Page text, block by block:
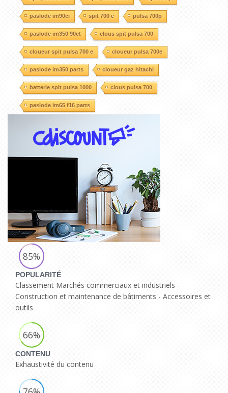
paslode im90ci spit 700 e pulsa 700p
paslode im350 90ct clous spit pulsa 700
cloueur spit pulsa 700 e cloueur pulsa 700e
paslode im350 parts cloueur gaz hitachi
batterie spit pulsa 1000 clous pulsa 700
paslode im65 f16 parts
85%
POPULARITÉ
Classement Marchés commerciaux et industriels -
Construction et maintenance de bâtiments - Accessoires et
outils
66%
CONTENU
Exhaustivité du contenu